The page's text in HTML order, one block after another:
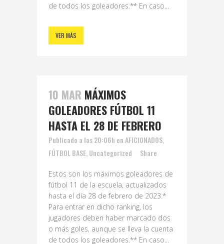
de todos los goleadores.** En caso...
VER MÁS
10 MAR MÁXIMOS
GOLEADORES FÚTBOL 11
HASTA EL 28 DE FEBRERO
Publicado a las 20:06h enAFICIONADOS
FÚTBOL BASE Uncategorized Share
Estos son los máximos goleadores de
fútbol 11 de la escuela, actualizados
hasta el día 28 de febrero de 2023.*
Para entrar en dicho ranking, los
jugadores deben haber marcado dos
o más goles, aunque se lleva la cuenta
de todos los goleadores.** En caso...